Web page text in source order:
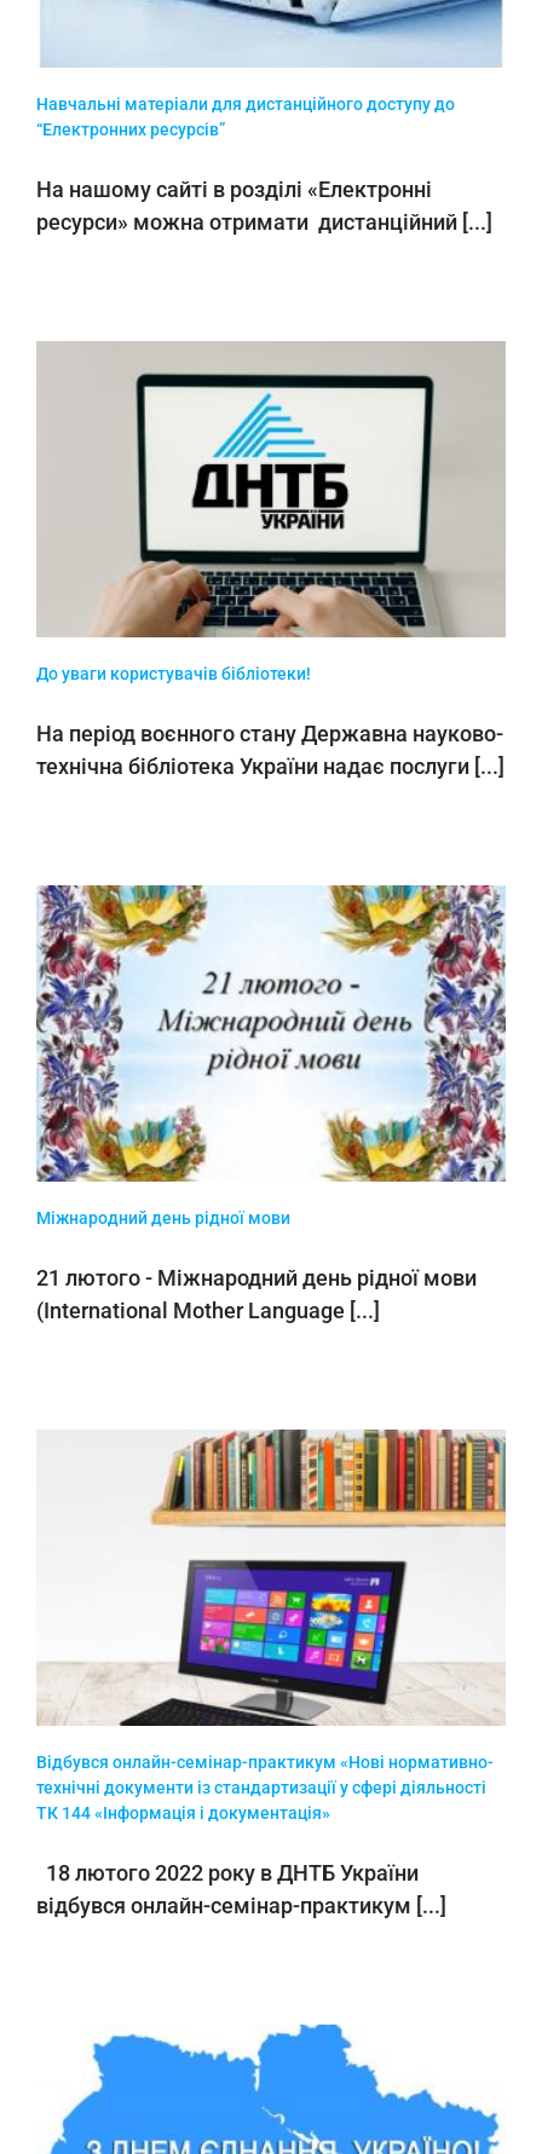
Навчальні матеріали для дистанційного доступу до
“Електронних ресурсів”
На нашому сайті в розділі «Електронні
ресурси» можна отримати дистанційний [...]
До уваги користувачів бібліотеки!
На період воєнного стану Державна науково-
технічна бібліотека України надає послуги [...]
Міжнародний день рідної мови
21 лютого - Міжнародний день рідної мови
(International Mother Language [...]
Відбувся онлайн-семінар-практикум «Нові нормативно-
технічні документи із стандартизації у сфері діяльності
ТК 144 «Інформація і документація»
18 лютого 2022 року в ДНТБ України
відбувся онлайн-семінар-практикум [...]